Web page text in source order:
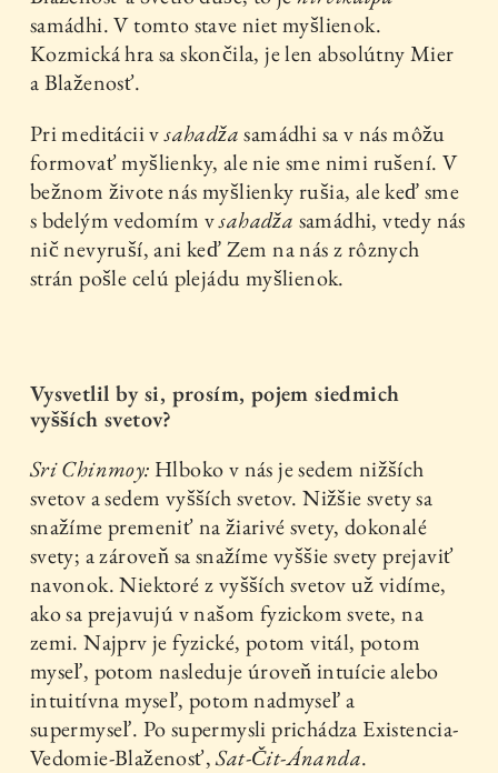
samádhi. V tomto stave niet myšlienok.
Kozmická hra sa skončila, je len absolútny Mier
a Blaženosť.
Pri meditácii vsahadžasamádhi sa v nás môžu
formovať myšlienky, ale nie sme nimi rušení. V
bežnom živote nás myšlienky rušia, ale keď sme
s bdelým vedomím vsahadža samádhi, vtedy nás
nič nevyruší, ani keď Zem na nás z rôznych
strán pošle celú plejádu myšlienok.
Vysvetlil by si, prosím, pojem siedmich
vyšších svetov?
Sri Chinmoy: Hlboko v nás je sedem nižších
svetov a sedem vyšších svetov. Nižšie svety sa
snažíme premeniť na žiarivé svety, dokonalé
svety; a zároveň sa snažíme vyššie svety prejaviť
navonok. Niektoré z vyšších svetov už vidíme,
ako sa prejavujú v našom fyzickom svete, na
zemi. Najprv je fyzické, potom vitál, potom
myseľ, potom nasleduje úroveň intuície alebo
intuitívna myseľ, potom nadmyseľ a
supermyseľ. Po supermysli prichádza Existencia-
Vedomie-Blaženosť,Sat-Čit-Ánanda.